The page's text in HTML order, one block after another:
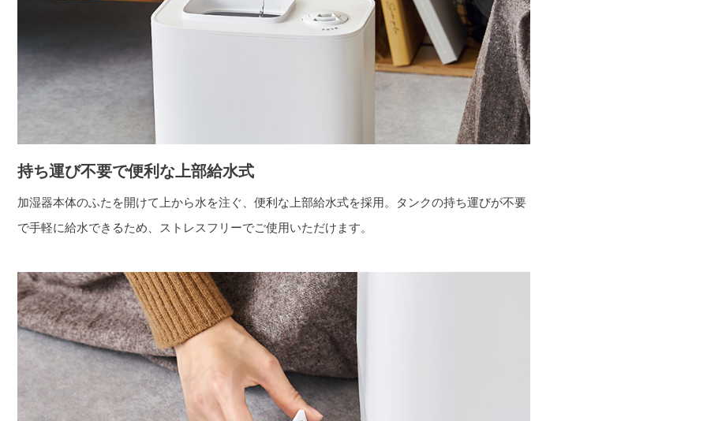
持ち運び不要で便利な上部給水式
加湿器本体のふたを開けて上から水を注ぐ、便利な上部給水式を採用。タンクの持ち運びが不要
で手軽に給水できるため、ストレスフリーでご使用いただけます。